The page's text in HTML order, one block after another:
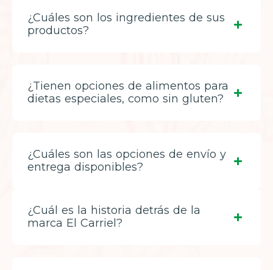
¿Cuáles son los ingredientes de sus
productos?
¿Tienen opciones de alimentos para
dietas especiales, como sin gluten?
¿Cuáles son las opciones de envío y
entrega disponibles?
¿Cuál es la historia detrás de la
marca El Carriel?